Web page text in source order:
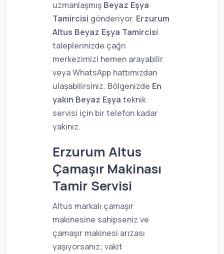
uzmanlaşmış Beyaz Eşya
Tamircisi gönderiyor. Erzurum
Altus Beyaz Eşya Tamircisi
taleplerinizde çağrı
merkezimizi hemen arayabilir
veya WhatsApp hattımızdan
ulaşabilirsiniz. Bölgenizde En
yakın Beyaz Eşya teknik
servisi için bir telefon kadar
yakınız.
Erzurum Altus
Çamaşır Makinası
Tamir Servisi
Altus markalı çamaşır
makinesine sahipseniz ve
çamaşır makinesi arızası
yaşıyorsanız; vakit